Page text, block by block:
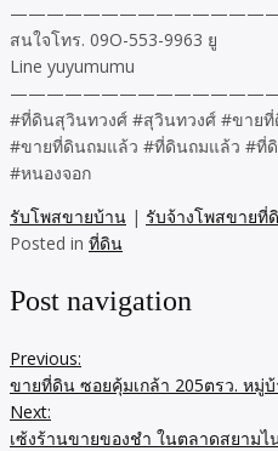
สนใจโทร. 09O-553-9963 ยู
Line yuyumumu
#ที่ดินสุวินทวงศ์ #สุวินทวงศ์ #ขาย
#ขายที่ดินถมแล้ว #ที่ดินถมแล้ว #ที่ดิ
#หนองจอก
รับโพสขายบ้าน | รับจ้างโพสขายที่
Posted in ที่ดิน
Post navigation
Previous:
ขายที่ดิน ซอยคุ้มเกล้า 205ตรว. หมู่
Next:
เซ้งร้านขายของชำ ในตลาดสยาม